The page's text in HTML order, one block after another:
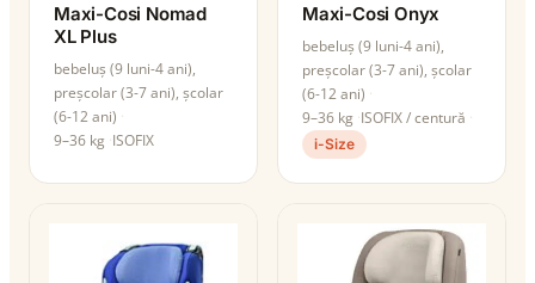
Maxi-Cosi Nomad
XL Plus
bebeluș (9 luni-4 ani),
preșcolar (3-7 ani), școlar
(6-12 ani)
9–36 kg ISOFIX
Maxi-Cosi Onyx
bebeluș (9 luni-4 ani),
preșcolar (3-7 ani), școlar
(6-12 ani)
9–36 kg ISOFIX / centură
i-Size